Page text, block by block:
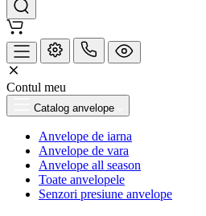
Contul meu
Catalog anvelope
Anvelope de iarna
Anvelope de vara
Anvelope all season
Toate anvelopele
Senzori presiune anvelope